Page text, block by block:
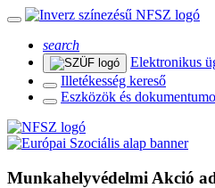
search
Elektronikus
Illetékesség kereső
Eszközök és
Munkahelyvédelmi Akció